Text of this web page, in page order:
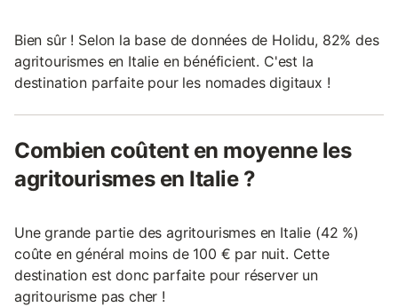
Bien sûr ! Selon la base de données de Holidu, 82% des
agritourismes en Italie en bénéficient. C'est la
destination parfaite pour les nomades digitaux !
Combien coûtent en moyenne les
agritourismes en Italie ?
Une grande partie des agritourismes en Italie (42 %)
coûte en général moins de 100 € par nuit. Cette
destination est donc parfaite pour réserver un
agritourisme pas cher !